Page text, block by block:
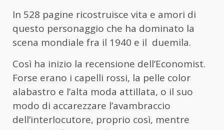
In 528 pagine ricostruisce vita e amori di
questo personaggio che ha dominato la
scena mondiale fra il 1940 e il duemila.
Così ha inizio la recensione dell’Economist.
Forse erano i capelli rossi, la pelle color
alabastro e l’alta moda attillata, o il suo
modo di accarezzare l’avambraccio
dell’interlocutore, proprio così, mentre